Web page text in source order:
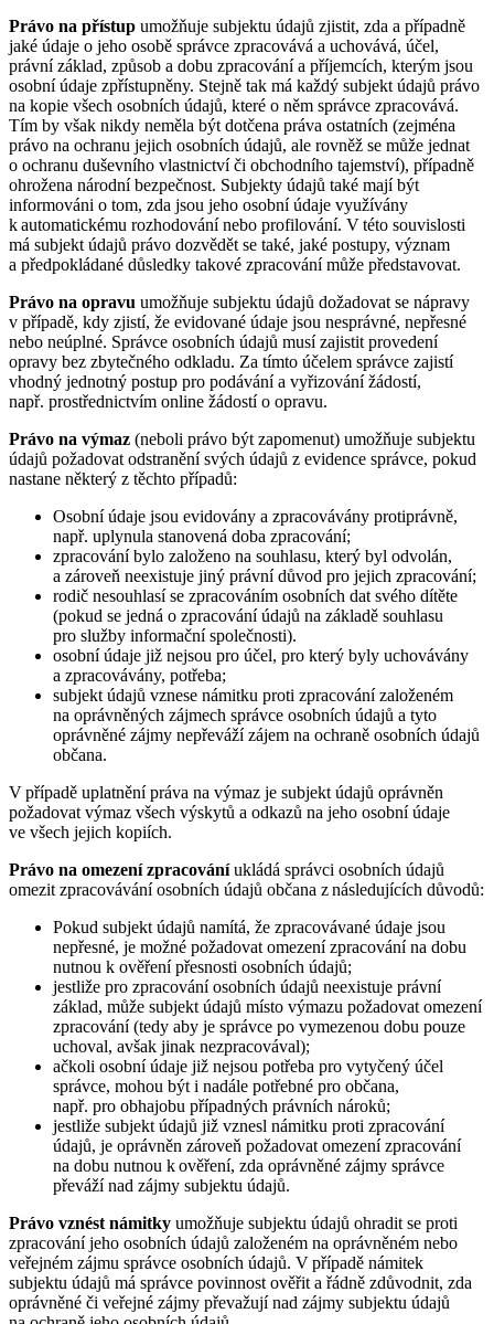
Právo na přístup umožňuje subjektu údajů zjistit, zda a případně
jaké údaje o jeho osobě správce zpracovává a uchovává, účel,
právní základ, způsob a dobu zpracování a příjemcích, kterým jsou
osobní údaje zpřístupněny. Stejně tak má každý subjekt údajů právo
na kopie všech osobních údajů, které o něm správce zpracovává.
Tím by však nikdy neměla být dotčena práva ostatních (zejména
právo na ochranu jejich osobních údajů, ale rovněž se může jednat
o ochranu duševního vlastnictví či obchodního tajemství), případně
ohrožena národní bezpečnost. Subjekty údajů také mají být
informováni o tom, zda jsou jeho osobní údaje využívány
k automatickému rozhodování nebo profilování. V této souvislosti
má subjekt údajů právo dozvědět se také, jaké postupy, význam
a předpokládané důsledky takové zpracování může představovat.
Právo na opravu umožňuje subjektu údajů dožadovat se nápravy
v případě, kdy zjistí, že evidované údaje jsou nesprávné, nepřesné
nebo neúplné. Správce osobních údajů musí zajistit provedení
opravy bez zbytečného odkladu. Za tímto účelem správce zajistí
vhodný jednotný postup pro podávání a vyřizování žádostí,
např. prostřednictvím online žádostí o opravu.
Právo na výmaz (neboli právo být zapomenut) umožňuje subjektu
údajů požadovat odstranění svých údajů z evidence správce, pokud
nastane některý z těchto případů:
Osobní údaje jsou evidovány a zpracovávány protiprávně,
např. uplynula stanovená doba zpracování;
zpracování bylo založeno na souhlasu, který byl odvolán,
a zároveň neexistuje jiný právní důvod pro jejich zpracování;
rodič nesouhlasí se zpracováním osobních dat svého dítěte
(pokud se jedná o zpracování údajů na základě souhlasu
pro služby informační společnosti).
osobní údaje již nejsou pro účel, pro který byly uchovávány
a zpracovávány, potřeba;
subjekt údajů vznese námitku proti zpracování založeném
na oprávněných zájmech správce osobních údajů a tyto
oprávněné zájmy nepřeváží zájem na ochraně osobních údajů
občana.
V případě uplatnění práva na výmaz je subjekt údajů oprávněn
požadovat výmaz všech výskytů a odkazů na jeho osobní údaje
ve všech jejich kopiích.
Právo na omezení zpracováníukládá správci osobních údajů
omezit zpracovávání osobních údajů občana z následujících důvodů:
Pokud subjekt údajů namítá, že zpracovávané údaje jsou
nepřesné, je možné požadovat omezení zpracování na dobu
nutnou k ověření přesnosti osobních údajů;
jestliže pro zpracování osobních údajů neexistuje právní
základ, může subjekt údajů místo výmazu požadovat omezení
zpracování (tedy aby je správce po vymezenou dobu pouze
uchoval, avšak jinak nezpracovával);
ačkoli osobní údaje již nejsou potřeba pro vytyčený účel
správce, mohou být i nadále potřebné pro občana,
např. pro obhajobu případných právních nároků;
jestliže subjekt údajů již vznesl námitku proti zpracování
údajů, je oprávněn zároveň požadovat omezení zpracování
na dobu nutnou k ověření, zda oprávněné zájmy správce
převáží nad zájmy subjektu údajů.
Právo vznést námitky umožňuje subjektu údajů ohradit se proti
zpracování jeho osobních údajů založeném na oprávněném nebo
veřejném zájmu správce osobních údajů. V případě námitek
subjektu údajů má správce povinnost ověřit a řádně zdůvodnit, zda
oprávněné či veřejné zájmy převažují nad zájmy subjektu údajů